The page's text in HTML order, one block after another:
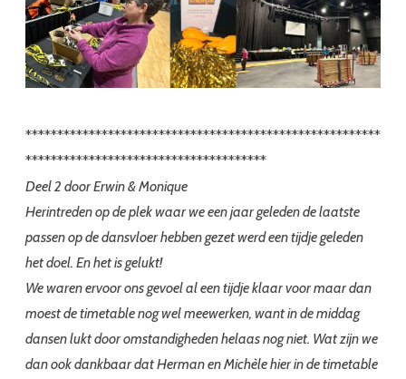
********************************************************
**************************************
Deel 2 door Erwin & Monique
Herintreden op de plek waar we een jaar geleden de laatste
passen op de dansvloer hebben gezet werd een tijdje geleden
het doel. En het is gelukt!
We waren ervoor ons gevoel al een tijdje klaar voor maar dan
moest de timetable nog wel meewerken, want in de middag
dansen lukt door omstandigheden helaas nog niet. Wat zijn we
dan ook dankbaar dat Herman en Michèle hier in de timetable